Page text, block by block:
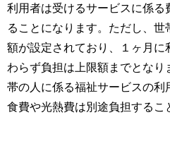
利用者は受けるサービスに係
ることになります。ただし、
額が設定されており、１ヶ月
わらず負担は上限額までとな
帯の人に係る福祉サービスの利
食費や光熱費は別途負担するこ